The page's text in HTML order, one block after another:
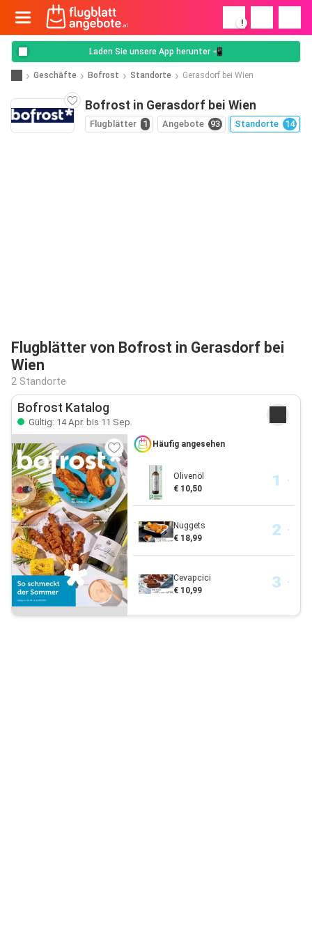
!
Laden Sie unsere App herunter 📲
Geschäfte Bofrost Standorte Gerasdorf bei Wien
Bofrost in Gerasdorf bei Wien
Flugblätter 1 Angebote 93 Standorte 14
Flugblätter von Bofrost in Gerasdorf bei
Wien
2 Standorte
Bofrost Katalog
Gültig: 14 Apr. bis 11 Sep.
Häufig angesehen
Olivenöl
€ 10,50
Nuggets
€ 18,99
Cevapcici
€ 10,99